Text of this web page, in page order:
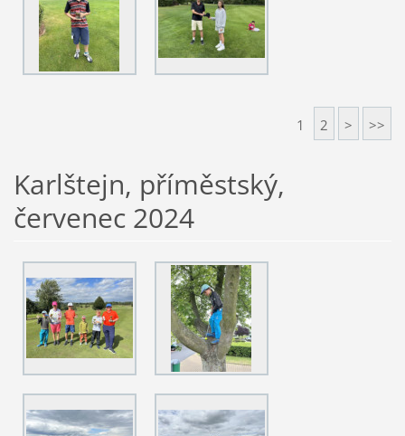
1 2 > >>
Karlštejn, příměstský,
červenec 2024